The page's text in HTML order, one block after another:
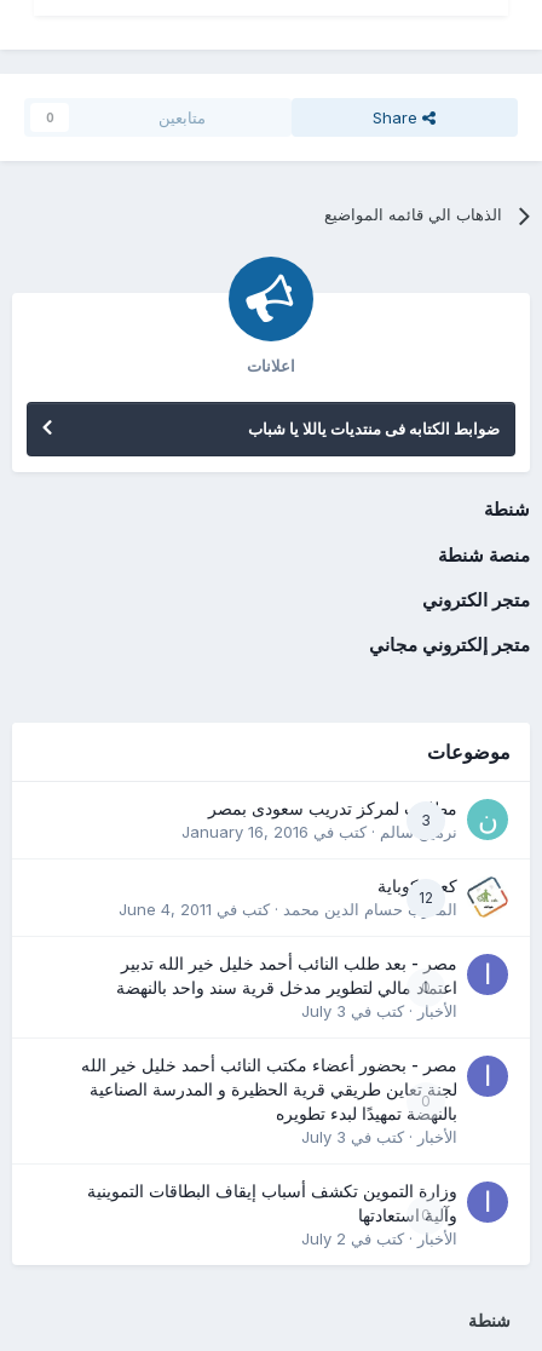
Share متابعين 0
الذهاب الي قائمه المواضيع
اعلانات
ضوابط الكتابه فى منتديات ياللا يا شباب
شنطة
منصة شنطة
متجر الكتروني
متجر إلكتروني مجاني
موضوعات
3
مطلوب لمركز تدريب سعودى بمصر
نرمين سالم· كتب في January 16, 2016
12
كعب كوباية
المدرب حسام الدين محمد· كتب في June 4, 2011
0
مصر - بعد طلب النائب أحمد خليل خير الله تدبير
اعتماد مالي لتطوير مدخل قرية سند واحد بالنهضة
الأخبار· كتب في July 3
0
مصر - بحضور أعضاء مكتب النائب أحمد خليل خير الله
لجنة تعاين طريقي قرية الحظيرة و المدرسة الصناعية
بالنهضة تمهيدًا لبدء تطويره
الأخبار· كتب في July 3
0
وزارة التموين تكشف أسباب إيقاف البطاقات التموينية
وآلية استعادتها
الأخبار· كتب في July 2
شنطة